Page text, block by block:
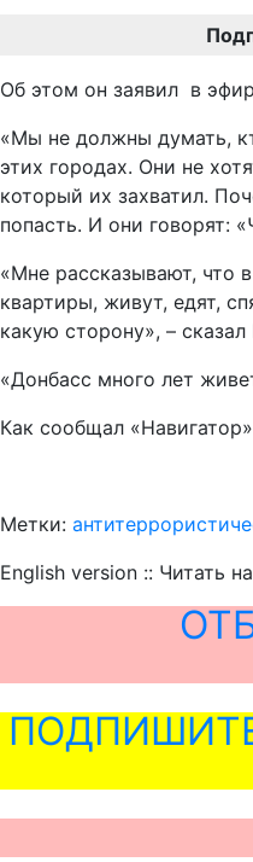
Об этом он заявил в
«Мы не должны думать,
этих городах. Они не
который их захватил.
попасть. И они говорят:
«Мне рассказывают, что
квартиры, живут, едят,
какую сторону», – сказал
«Донбасс много лет
Как сообщал
Метки:
English version :: Читать